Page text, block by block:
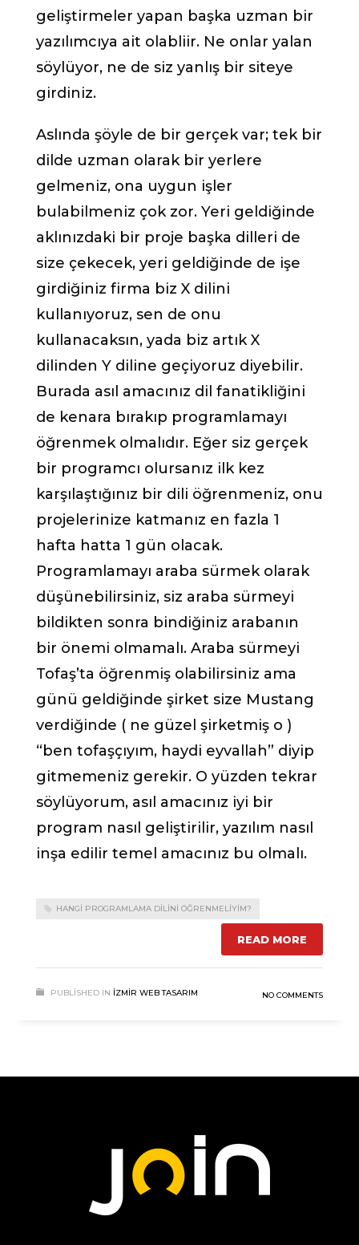
geliştirmeler yapan başka uzman bir
yazılımcıya ait olabliir. Ne onlar yalan
söylüyor, ne de siz yanlış bir siteye
girdiniz.
Aslında şöyle de bir gerçek var; tek bir
dilde uzman olarak bir yerlere
gelmeniz, ona uygun işler
bulabilmeniz çok zor. Yeri geldiğinde
aklınızdaki bir proje başka dilleri de
size çekecek, yeri geldiğinde de işe
girdiğiniz firma biz X dilini
kullanıyoruz, sen de onu
kullanacaksın, yada biz artık X
dilinden Y diline geçiyoruz diyebilir.
Burada asıl amacınız dil fanatikliğini
de kenara bırakıp programlamayı
öğrenmek olmalıdır. Eğer siz gerçek
bir programcı olursanız ilk kez
karşılaştığınız bir dili öğrenmeniz, onu
projelerinize katmanız en fazla 1
hafta hatta 1 gün olacak.
Programlamayı araba sürmek olarak
düşünebilirsiniz, siz araba sürmeyi
bildikten sonra bindiğiniz arabanın
bir önemi olmamalı. Araba sürmeyi
Tofaş’ta öğrenmiş olabilirsiniz ama
günü geldiğinde şirket size Mustang
verdiğinde ( ne güzel şirketmiş o )
“ben tofaşçıyım, haydi eyvallah” diyip
gitmemeniz gerekir. O yüzden tekrar
söylüyorum, asıl amacınız iyi bir
program nasıl geliştirilir, yazılım nasıl
inşa edilir temel amacınız bu olmalı.
HANGI PROGRAMLAMA DILINI ÖĞRENMELIYIM?
READ MORE
PUBLISHED IN İZMIR WEB TASARIM NO COMMENTS